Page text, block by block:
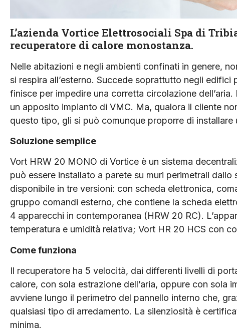
L’azienda Vortice Elettrosociali Spa di
recuperatore di calore monostanza.
Nelle abitazioni e negli ambienti confinati in genere,
si respira all’esterno. Succede soprattutto negli
finisce per impedire una corretta circolazione
un apposito impianto di VMC. Ma, qualora il cliente
questo tipo, gli si può comunque proporre di
Soluzione semplice
Vort HRW 20 MONO di Vortice è un sistema
può essere installato a parete su muri perimetrali
disponibile in tre versioni: con scheda elettronica,
gruppo comandi esterno, che contiene la scheda
4 apparecchi in contemporanea (HRW 20 RC).
temperatura e umidità relativa; Vort HR 20 HCS con
Come funziona
Il recuperatore ha 5 velocità, dai differenti livelli di
calore, con sola estrazione dell’aria, oppure con sola
avviene lungo il perimetro del pannello interno che,
qualsiasi tipo di arredamento. La silenziosità è
minima.